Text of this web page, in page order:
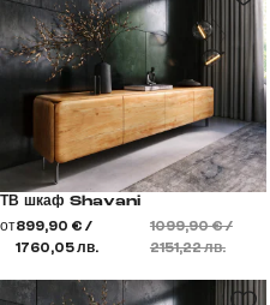
ТВ шкаф Shavani
от899,90 € /
1760,05 лв.
1099,90 € /
2151,22 лв.